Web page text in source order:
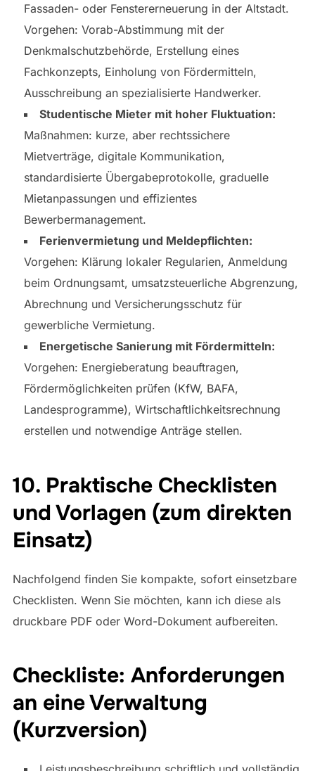
Fassaden- oder Fenstererneuerung in der Altstadt.
Vorgehen: Vorab-Abstimmung mit der
Denkmalschutzbehörde, Erstellung eines
Fachkonzepts, Einholung von Fördermitteln,
Ausschreibung an spezialisierte Handwerker.
Studentische Mieter mit hoher Fluktuation:
Maßnahmen: kurze, aber rechtssichere
Mietverträge, digitale Kommunikation,
standardisierte Übergabeprotokolle, graduelle
Mietanpassungen und effizientes
Bewerbermanagement.
Ferienvermietung und Meldepflichten:
Vorgehen: Klärung lokaler Regularien, Anmeldung
beim Ordnungsamt, umsatzsteuerliche Abgrenzung,
Abrechnung und Versicherungsschutz für
gewerbliche Vermietung.
Energetische Sanierung mit Fördermitteln:
Vorgehen: Energieberatung beauftragen,
Fördermöglichkeiten prüfen (KfW, BAFA,
Landesprogramme), Wirtschaftlichkeitsrechnung
erstellen und notwendige Anträge stellen.
10. Praktische Checklisten
und Vorlagen (zum direkten
Einsatz)
Nachfolgend finden Sie kompakte, sofort einsetzbare
Checklisten. Wenn Sie möchten, kann ich diese als
druckbare PDF oder Word-Dokument aufbereiten.
Checkliste: Anforderungen
an eine Verwaltung
(Kurzversion)